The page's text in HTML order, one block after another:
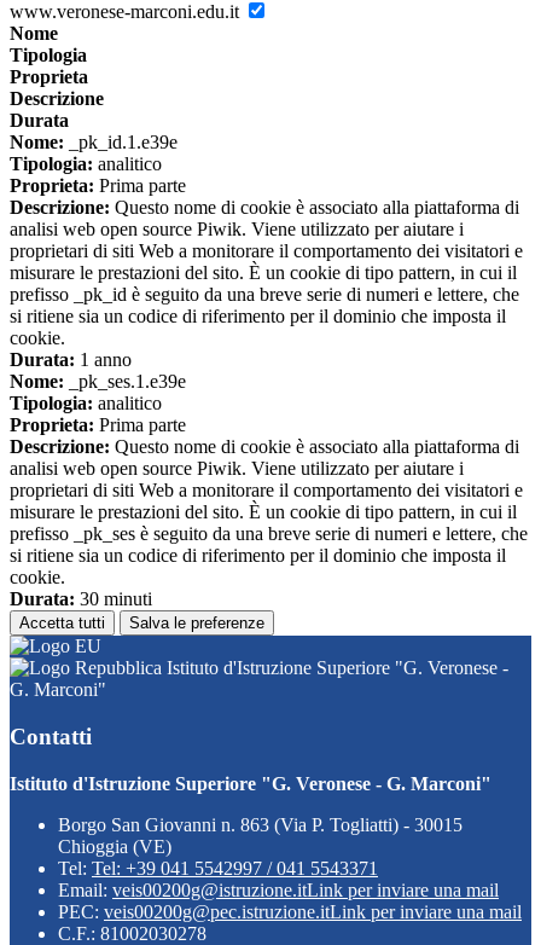
www.veronese-marconi.edu.it
Nome
Tipologia
Proprieta
Descrizione
Durata
Nome: _pk_id.1.e39e
Tipologia: analitico
Proprieta: Prima parte
Descrizione: Questo nome di cookie è associato alla piattaforma di
analisi web open source Piwik. Viene utilizzato per aiutare i
proprietari di siti Web a monitorare il comportamento dei visitatori e
misurare le prestazioni del sito. È un cookie di tipo pattern, in cui il
prefisso _pk_id è seguito da una breve serie di numeri e lettere, che
si ritiene sia un codice di riferimento per il dominio che imposta il
cookie.
Durata: 1 anno
Nome: _pk_ses.1.e39e
Tipologia: analitico
Proprieta: Prima parte
Descrizione: Questo nome di cookie è associato alla piattaforma di
analisi web open source Piwik. Viene utilizzato per aiutare i
proprietari di siti Web a monitorare il comportamento dei visitatori e
misurare le prestazioni del sito. È un cookie di tipo pattern, in cui il
prefisso _pk_ses è seguito da una breve serie di numeri e lettere, che
si ritiene sia un codice di riferimento per il dominio che imposta il
cookie.
Durata: 30 minuti
Accetta tutti Salva le preferenze
Istituto d'Istruzione Superiore "G. Veronese -
G. Marconi"
Contatti
Istituto d'Istruzione Superiore "G. Veronese - G. Marconi"
Borgo San Giovanni n. 863 (Via P. Togliatti) - 30015
Chioggia (VE)
Tel: Tel: +39 041 5542997 / 041 5543371
Email: veis00200g@istruzione.itLink per inviare una mail
PEC: veis00200g@pec.istruzione.itLink per inviare una mail
C.F.: 81002030278